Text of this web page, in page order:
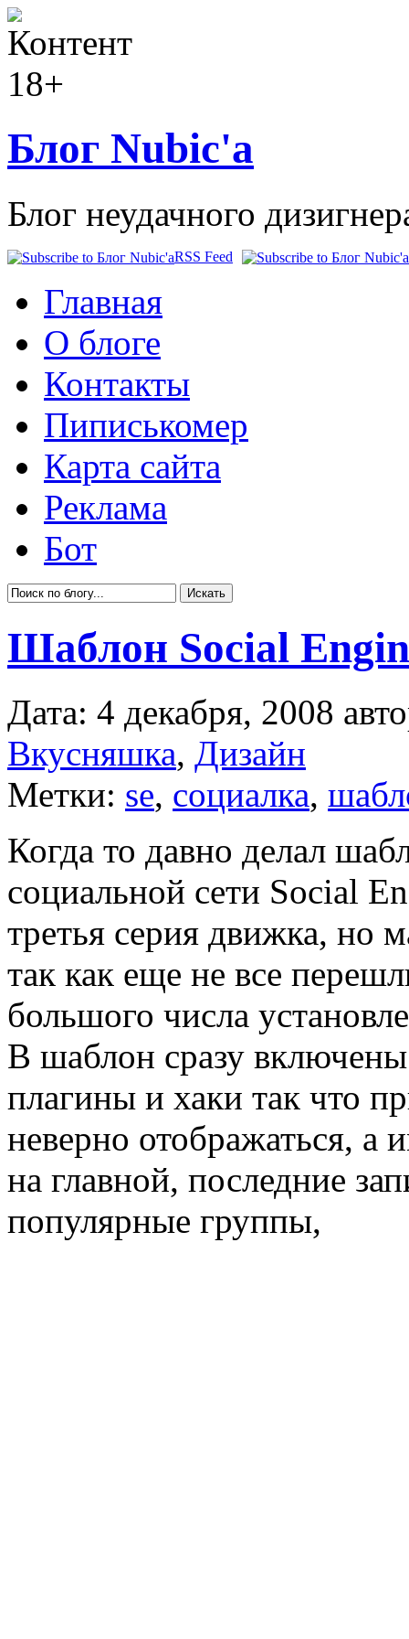
Блог Nubic'а
Блог неудачного
RSS Feed
Главная
О блоге
Контакты
Пиписькомер
Карта сайта
Реклама
Бот
Шаблон Social
Дата: 4 декабря, 2008
Вкусняшка, Дизайн
Метки: se, социалка,
Когда то давно делал
социальной сети Social
третья серия движка, но
так как еще не все
большого числа
В шаблон сразу
плагины и хаки так что
неверно отображаться, а
на главной, последние
популярные группы,